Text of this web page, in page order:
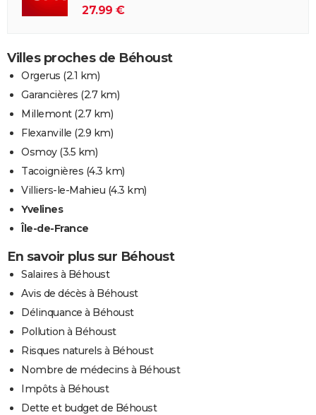
27.99 €
Villes proches de Béhoust
Orgerus (2.1 km)
Garancières (2.7 km)
Millemont(2.7 km)
Flexanville (2.9 km)
Osmoy(3.5 km)
Tacoignières (4.3 km)
Villiers-le-Mahieu (4.3 km)
Yvelines
Île-de-France
En savoir plus sur Béhoust
Salaires à Béhoust
Avis de décès à Béhoust
Délinquance à Béhoust
Pollution à Béhoust
Risques naturels à Béhoust
Nombre de médecins à Béhoust
Impôts à Béhoust
Dette et budget de Béhoust